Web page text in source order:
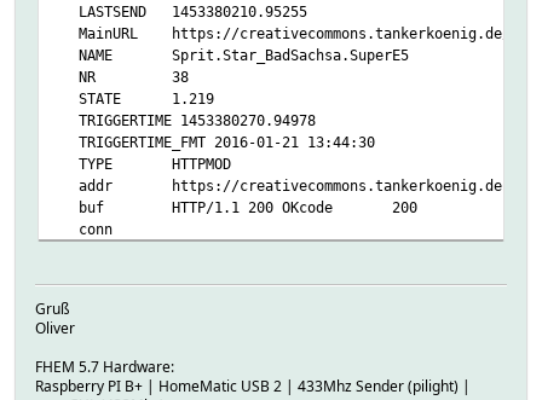
LASTSEND 1453380210.95255
MainURL https://creativecommons.tankerkoenig.de/json/
NAME Sprit.Star_BadSachsa.SuperE5
NR 38
STATE 1.219
TRIGGERTIME 1453380270.94978
TRIGGERTIME_FMT 2016-01-21 13:44:30
TYPE HTTPMOD
addr https://creativecommons.tankerkoenig.de:443
buf HTTP/1.1 200 OKcode 200
conn
host creativecommons.tankerkoenig.de
httpheader HTTP/1.1 200 OK
hu_blocking 0
hu_filecount 255
Gruß
Oliver
FHEM 5.7 Hardware:
Raspberry PI B+ | HomeMatic USB 2 | 433Mhz Sender (pilight) |